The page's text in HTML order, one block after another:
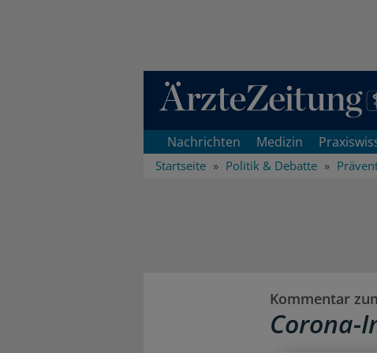
Direkt zum Inhaltsbereich
Nachrichten Medizin
Startseite Politik & Debatte
Kommentar
Corona-